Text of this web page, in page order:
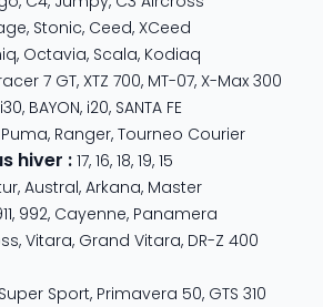
, Stonic, Ceed, XCeed
, Octavia, Scala, Kodiaq
7 GT, XTZ 700, MT-07, X-Max 300
i30, BAYON, i20, SANTA FE
Puma, Ranger, Tourneo Courier
hiver : 17, 16, 18, 19, 15
, Austral, Arkana, Master
, 992, Cayenne, Panamera
, Vitara, Grand Vitara, DR-Z 400
Sport, Primavera 50, GTS 310